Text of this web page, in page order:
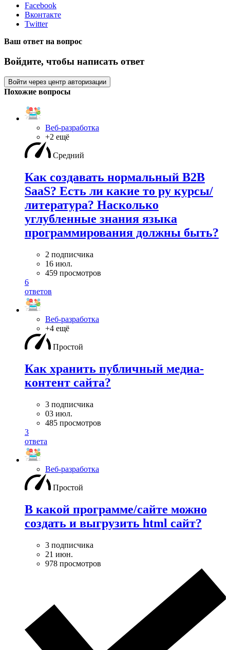
Facebook
Вконтакте
Twitter
Ваш ответ на вопрос
Войдите, чтобы написать ответ
Войти через центр авторизации
Похожие вопросы
Веб-разработка
+2 ещё
Средний
Как создавать нормальный B2B
SaaS? Есть ли какие то ру курсы/
литература? Насколько
углубленные знания языка
программирования должны быть?
2 подписчика
16 июл.
459 просмотров
6
ответов
Веб-разработка
+4 ещё
Простой
Как хранить публичный медиа-
контент сайта?
3 подписчика
03 июл.
485 просмотров
3
ответа
Веб-разработка
Простой
В какой программе/сайте можно
создать и выгрузить html сайт?
3 подписчика
21 июн.
978 просмотров